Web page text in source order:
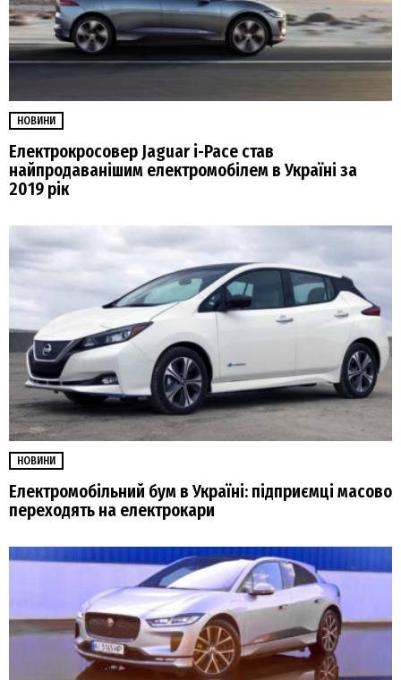
НОВИНИ
Електрокросовер Jaguar i-Pace став
найпродаванішим електромобілем в Україні за
2019 рік
НОВИНИ
Електромобільний бум в Україні: підприємці масово
переходять на електрокари